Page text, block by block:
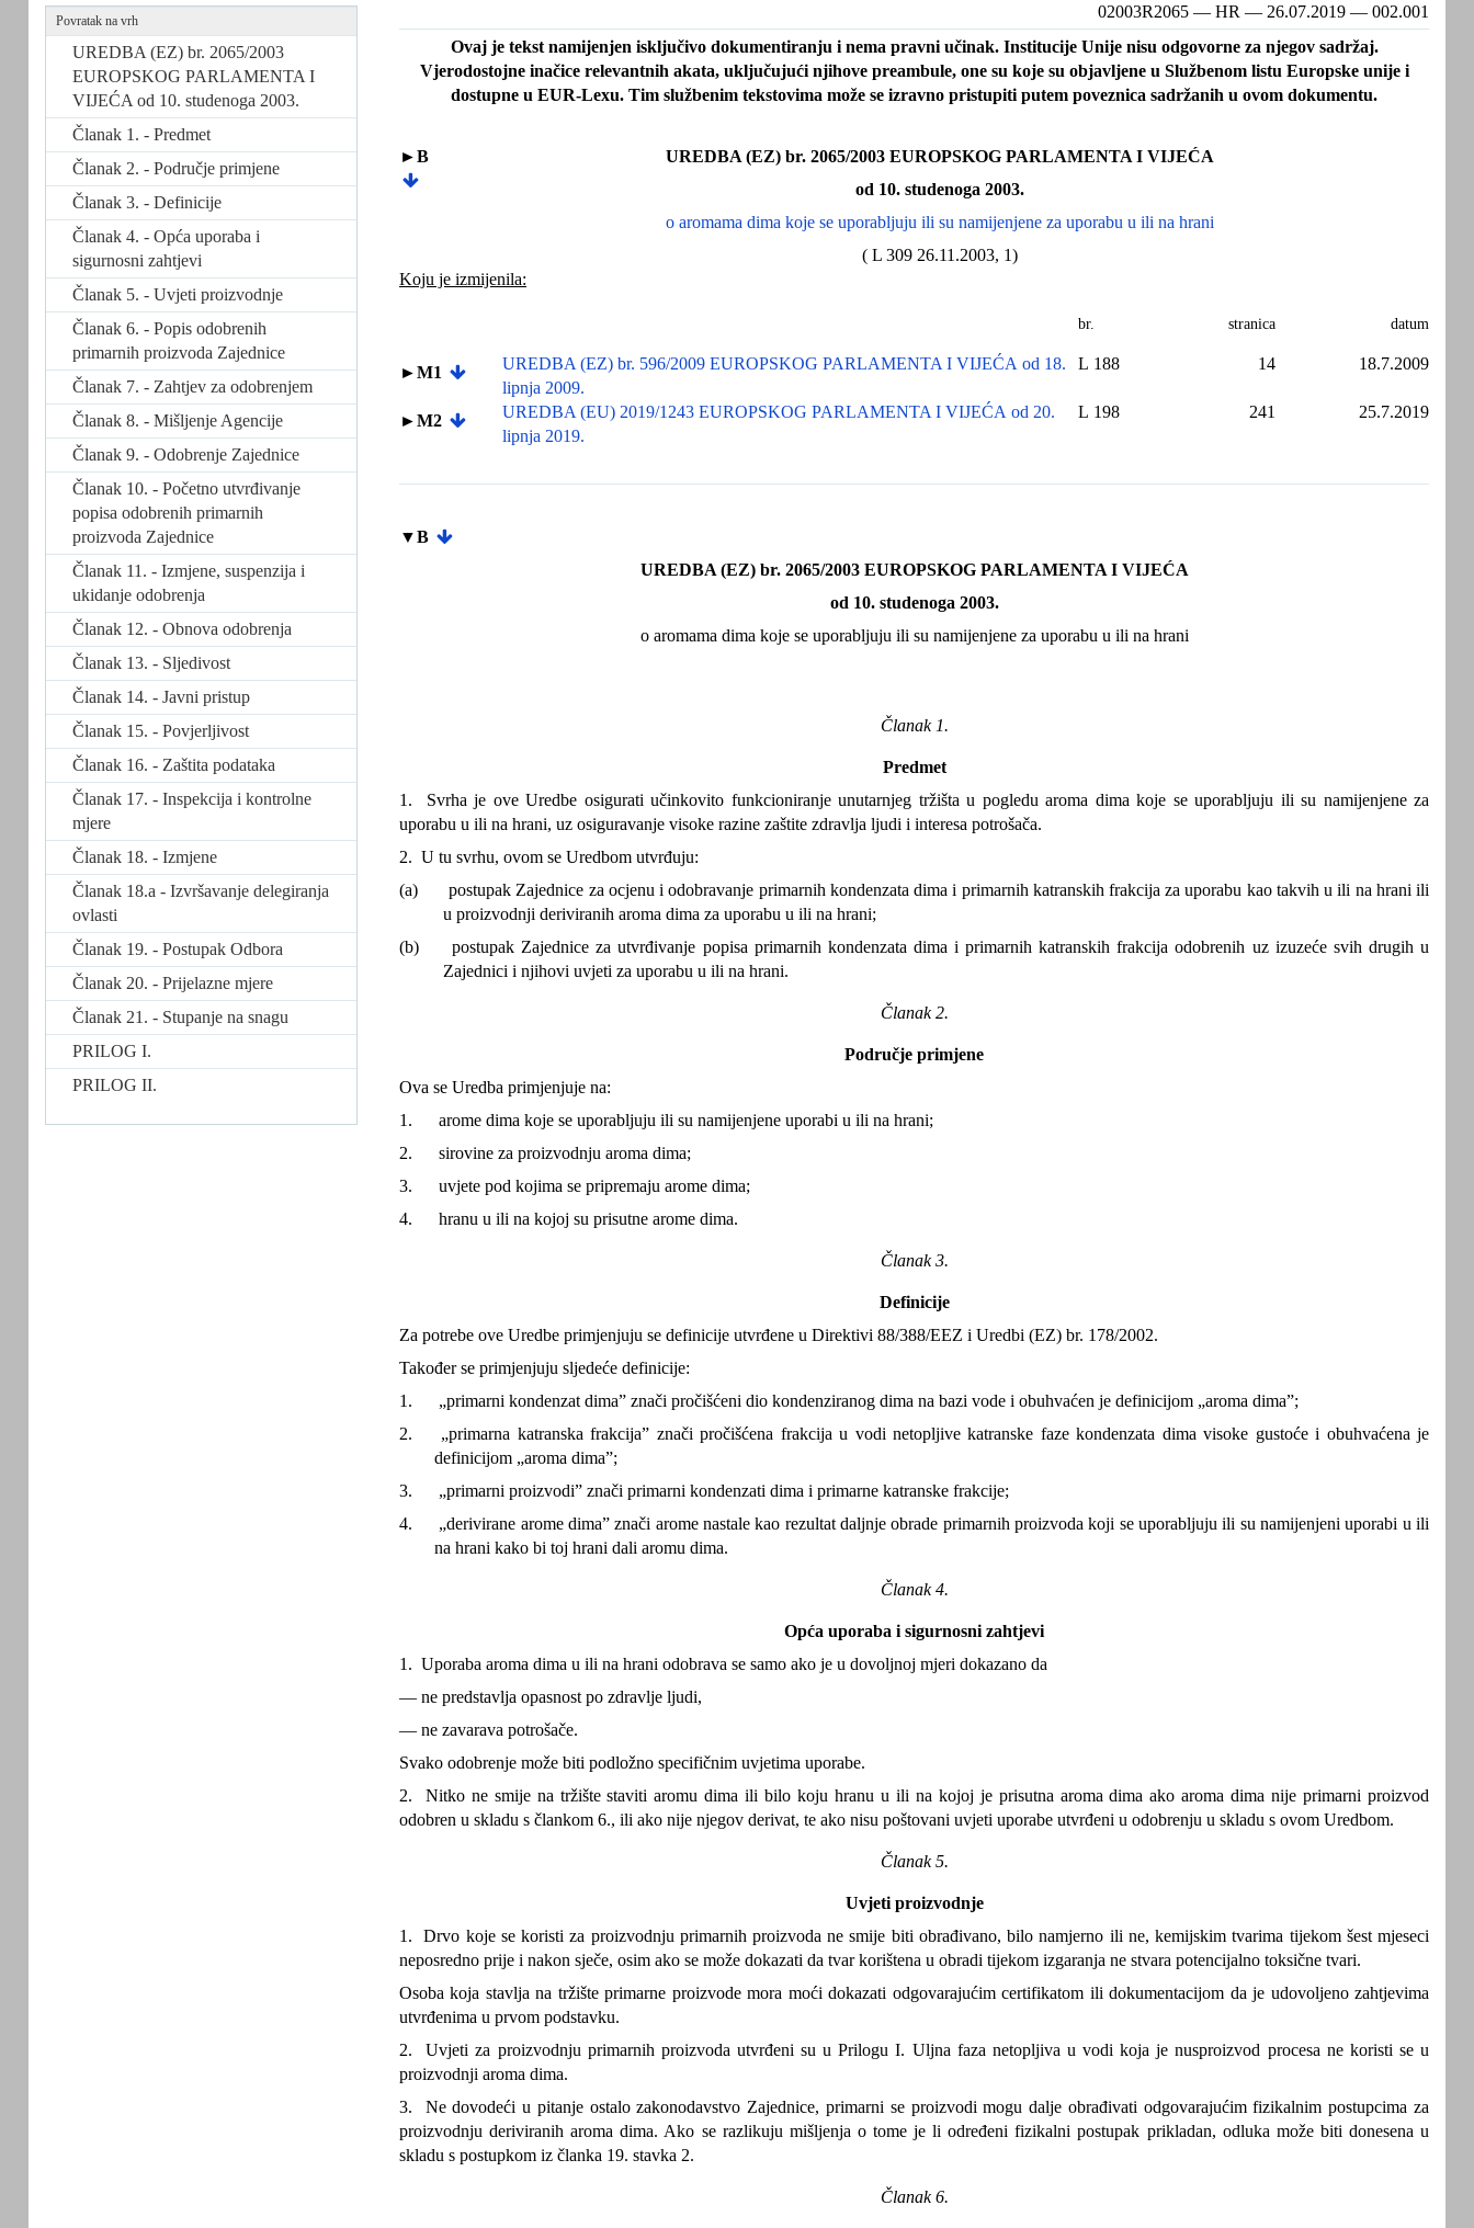
Povratak na vrh
UREDBA (EZ) br. 2065/2003
EUROPSKOG PARLAMENTA I
VIJEĆA od 10. studenoga 2003.
Članak 1. - Predmet
Članak 2. - Područje primjene
Članak 3. - Definicije
Članak 4. - Opća uporaba i
sigurnosni zahtjevi
Članak 5. - Uvjeti proizvodnje
Članak 6. - Popis odobrenih
primarnih proizvoda Zajednice
Članak 7. - Zahtjev za odobrenjem
Članak 8. - Mišljenje Agencije
Članak 9. - Odobrenje Zajednice
Članak 10. - Početno utvrđivanje
popisa odobrenih primarnih
proizvoda Zajednice
Članak 11. - Izmjene, suspenzija i
ukidanje odobrenja
Članak 12. - Obnova odobrenja
Članak 13. - Sljedivost
Članak 14. - Javni pristup
Članak 15. - Povjerljivost
Članak 16. - Zaštita podataka
Članak 17. - Inspekcija i kontrolne
mjere
Članak 18. - Izmjene
Članak 18.a - Izvršavanje delegiranja
ovlasti
Članak 19. - Postupak Odbora
Članak 20. - Prijelazne mjere
Članak 21. - Stupanje na snagu
PRILOG I.
PRILOG II.
02003R2065 — HR — 26.07.2019 — 002.001
Ovaj je tekst namijenjen isključivo dokumentiranju i nema pravni učinak. Institucije Unije nisu odgovorne za njegov sadržaj.
Vjerodostojne inačice relevantnih akata, uključujući njihove preambule, one su koje su objavljene u Službenom listu Europske unije i
dostupne u EUR-Lexu. Tim službenim tekstovima može se izravno pristupiti putem poveznica sadržanih u ovom dokumentu.
►B
UREDBA (EZ) br. 2065/2003 EUROPSKOG PARLAMENTA I VIJEĆA
od 10. studenoga 2003.
o aromama dima koje se uporabljuju ili su namijenjene za uporabu u ili na hrani
( L 309 26.11.2003, 1)
Koju je izmijenila:
br. stranica datum
►M1
UREDBA (EZ) br. 596/2009 EUROPSKOG PARLAMENTA I VIJEĆA od 18.
lipnja 2009.
L 188 14 18.7.2009
►M2
UREDBA (EU) 2019/1243 EUROPSKOG PARLAMENTA I VIJEĆA od 20.
lipnja 2019.
L 198 241 25.7.2019
▼B
UREDBA (EZ) br. 2065/2003 EUROPSKOG PARLAMENTA I VIJEĆA
od 10. studenoga 2003.
o aromama dima koje se uporabljuju ili su namijenjene za uporabu u ili na hrani
Članak 1.
Predmet
1. Svrha je ove Uredbe osigurati učinkovito funkcioniranje unutarnjeg tržišta u pogledu aroma dima koje se uporabljuju ili su namijenjene za
uporabu u ili na hrani, uz osiguravanje visoke razine zaštite zdravlja ljudi i interesa potrošača.
2. U tu svrhu, ovom se Uredbom utvrđuju:
(a)
postupak Zajednice za ocjenu i odobravanje primarnih kondenzata dima i primarnih katranskih frakcija za uporabu kao takvih u ili na hrani ili
u proizvodnji deriviranih aroma dima za uporabu u ili na hrani;
(b)
postupak Zajednice za utvrđivanje popisa primarnih kondenzata dima i primarnih katranskih frakcija odobrenih uz izuzeće svih drugih u
Zajednici i njihovi uvjeti za uporabu u ili na hrani.
Članak 2.
Područje primjene
Ova se Uredba primjenjuje na:
1.
arome dima koje se uporabljuju ili su namijenjene uporabi u ili na hrani;
2.
sirovine za proizvodnju aroma dima;
3.
uvjete pod kojima se pripremaju arome dima;
4.
hranu u ili na kojoj su prisutne arome dima.
Članak 3.
Definicije
Za potrebe ove Uredbe primjenjuju se definicije utvrđene u Direktivi 88/388/EEZ i Uredbi (EZ) br. 178/2002.
Također se primjenjuju sljedeće definicije:
1.
„primarni kondenzat dima” znači pročišćeni dio kondenziranog dima na bazi vode i obuhvaćen je definicijom „aroma dima”;
2.
„primarna katranska frakcija” znači pročišćena frakcija u vodi netopljive katranske faze kondenzata dima visoke gustoće i obuhvaćena je
definicijom „aroma dima”;
3.
„primarni proizvodi” znači primarni kondenzati dima i primarne katranske frakcije;
4.
„derivirane arome dima” znači arome nastale kao rezultat daljnje obrade primarnih proizvoda koji se uporabljuju ili su namijenjeni uporabi u ili
na hrani kako bi toj hrani dali aromu dima.
Članak 4.
Opća uporaba i sigurnosni zahtjevi
1. Uporaba aroma dima u ili na hrani odobrava se samo ako je u dovoljnoj mjeri dokazano da
— ne predstavlja opasnost po zdravlje ljudi,
— ne zavarava potrošače.
Svako odobrenje može biti podložno specifičnim uvjetima uporabe.
2. Nitko ne smije na tržište staviti aromu dima ili bilo koju hranu u ili na kojoj je prisutna aroma dima ako aroma dima nije primarni proizvod
odobren u skladu s člankom 6., ili ako nije njegov derivat, te ako nisu poštovani uvjeti uporabe utvrđeni u odobrenju u skladu s ovom Uredbom.
Članak 5.
Uvjeti proizvodnje
1. Drvo koje se koristi za proizvodnju primarnih proizvoda ne smije biti obrađivano, bilo namjerno ili ne, kemijskim tvarima tijekom šest mjeseci
neposredno prije i nakon sječe, osim ako se može dokazati da tvar korištena u obradi tijekom izgaranja ne stvara potencijalno toksične tvari.
Osoba koja stavlja na tržište primarne proizvode mora moći dokazati odgovarajućim certifikatom ili dokumentacijom da je udovoljeno zahtjevima
utvrđenima u prvom podstavku.
2. Uvjeti za proizvodnju primarnih proizvoda utvrđeni su u Prilogu I. Uljna faza netopljiva u vodi koja je nusproizvod procesa ne koristi se u
proizvodnji aroma dima.
3. Ne dovodeći u pitanje ostalo zakonodavstvo Zajednice, primarni se proizvodi mogu dalje obrađivati odgovarajućim fizikalnim postupcima za
proizvodnju deriviranih aroma dima. Ako se razlikuju mišljenja o tome je li određeni fizikalni postupak prikladan, odluka može biti donesena u
skladu s postupkom iz članka 19. stavka 2.
Članak 6.